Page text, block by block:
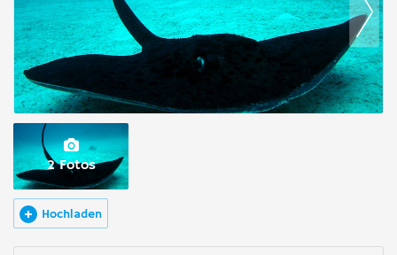
2 Fotos
Hochladen